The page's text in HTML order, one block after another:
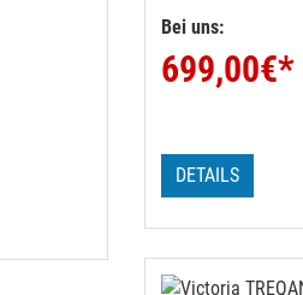
Bei uns:
699,00€*
DETAILS